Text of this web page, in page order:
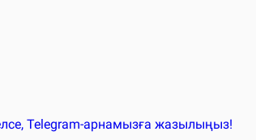
Telegram-арнамызға жазылыңыз!